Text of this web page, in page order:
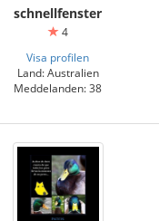
schnellfenster
4
Visa profilen
Land: Australien
Meddelanden: 38